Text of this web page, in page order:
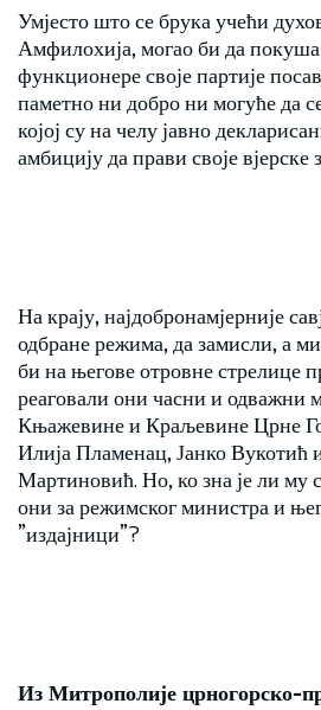
Умјесто што се брука учећи
Амфилохија, могао би да
функционере своје партије
паметно ни добро ни могуће да
којој су на челу јавно
амбицију да прави своје вјерске
На крају, најдобронамјерније
одбране режима, да замисли, а
би на његове отровне стрелице
реаговали они часни и одважни
Књажевине и Краљевине Црне
Илија Пламенац, Јанко Вукотић
Мартиновић. Но, ко зна је ли му
они за режимског министра и
”издајници”?
Из Митрополије црногорско-